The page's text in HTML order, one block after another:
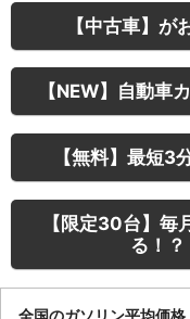
【中古車】が
【NEW】自動車
【無料】最短3
【限定30台】毎
る！？
全国のガソリン平均価格